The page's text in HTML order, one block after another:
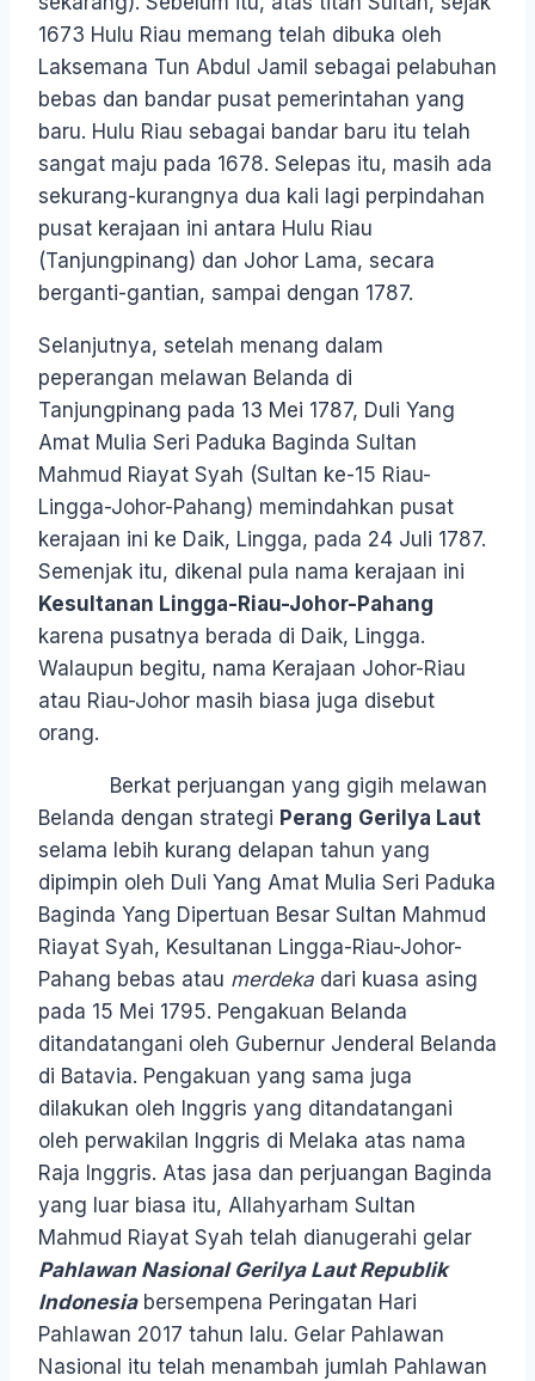
1673 Hulu Riau memang telah dibuka oleh
Laksemana Tun Abdul Jamil sebagai pelabuhan
bebas dan bandar pusat pemerintahan yang
baru. Hulu Riau sebagai bandar baru itu telah
sangat maju pada 1678. Selepas itu, masih ada
sekurang-kurangnya dua kali lagi perpindahan
pusat kerajaan ini antara Hulu Riau
(Tanjungpinang) dan Johor Lama, secara
berganti-gantian, sampai dengan 1787.
Selanjutnya, setelah menang dalam
peperangan melawan Belanda di
Tanjungpinang pada 13 Mei 1787, Duli Yang
Amat Mulia Seri Paduka Baginda Sultan
Mahmud Riayat Syah (Sultan ke-15 Riau-
Lingga-Johor-Pahang) memindahkan pusat
kerajaan ini ke Daik, Lingga, pada 24 Juli 1787.
Semenjak itu, dikenal pula nama kerajaan ini
Kesultanan Lingga-Riau-Johor-Pahang
karena pusatnya berada di Daik, Lingga.
Walaupun begitu, nama Kerajaan Johor-Riau
atau Riau-Johor masih biasa juga disebut
orang.
Berkat perjuangan yang gigih melawan
Belanda dengan strategi Perang Gerilya Laut
selama lebih kurang delapan tahun yang
dipimpin oleh Duli Yang Amat Mulia Seri Paduka
Baginda Yang Dipertuan Besar Sultan Mahmud
Riayat Syah, Kesultanan Lingga-Riau-Johor-
Pahang bebas atau merdeka dari kuasa asing
pada 15 Mei 1795. Pengakuan Belanda
ditandatangani oleh Gubernur Jenderal Belanda
di Batavia. Pengakuan yang sama juga
dilakukan oleh Inggris yang ditandatangani
oleh perwakilan Inggris di Melaka atas nama
Raja Inggris. Atas jasa dan perjuangan Baginda
yang luar biasa itu, Allahyarham Sultan
Mahmud Riayat Syah telah dianugerahi gelar
Pahlawan Nasional Gerilya Laut Republik
Indonesiabersempena Peringatan Hari
Pahlawan 2017 tahun lalu. Gelar Pahlawan
Nasional itu telah menambah jumlah Pahlawan